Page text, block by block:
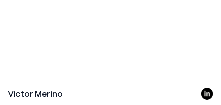
Victor Merino